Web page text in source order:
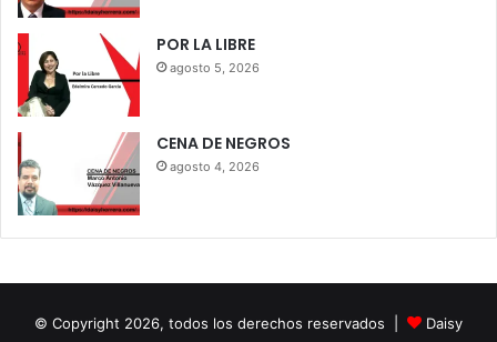
POR LA LIBRE
agosto 5, 2026
CENA DE NEGROS
agosto 4, 2026
© Copyright 2026, todos los derechos reservados |
Daisy